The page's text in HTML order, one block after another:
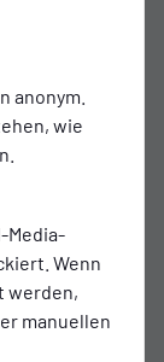
anonym.
wie
Media-
Wenn
werden,
manuellen